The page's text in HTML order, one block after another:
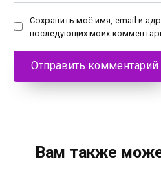
Сохранить моё имя, email и
последующих моих
Вам также